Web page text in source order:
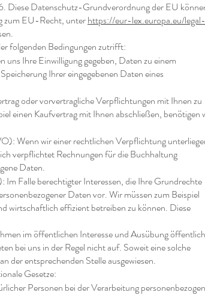
Datenschutz-Grundverordnung der EU
zum EU-Recht, unterhttps://eur-lex.europa.eu/legal-
folgenden Bedingungen zutrifft:
Ihre Einwilligung gegeben, Daten zu einem
Ihrer eingegebenen Daten eines
oder vorvertragliche Verpflichtungen mit Ihnen zu
einen Kaufvertrag mit Ihnen abschließen, benötigen
Wenn wir einer rechtlichen Verpflichtung
verpflichtet Rechnungen für die Buchhaltung
Daten.
Falle berechtigter Interessen, die Ihre Grundrechte
Daten vor. Wir müssen zum Beispiel
wirtschaftlich effizient betreiben zu können. Diese
im öffentlichen Interesse und Ausübung
bei uns in der Regel nicht auf. Soweit eine solche
der entsprechenden Stelle ausgewiesen.
Gesetze:
Personen bei der Verarbeitung